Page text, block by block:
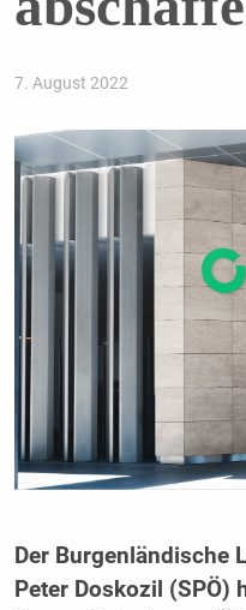
7. August 2022
Der Burgenländische
Peter Doskozil (SPÖ)